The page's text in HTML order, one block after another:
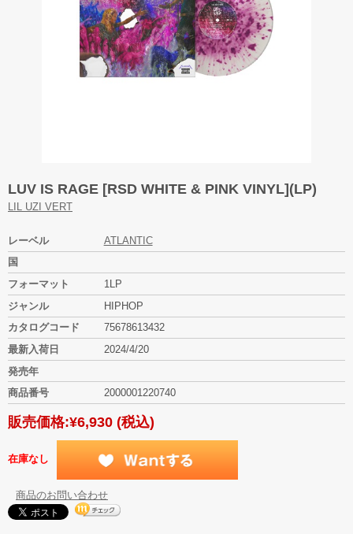
LUV IS RAGE [RSD WHITE & PINK VINYL](LP)
LIL UZI VERT
レーベル
ATLANTIC
国
フォーマット
1LP
ジャンル
HIPHOP
カタログコード
75678613432
最新入荷日
2024/4/20
発売年
商品番号
2000001220740
販売価格:¥6,930 (税込)
在庫なし
商品のお問い合わせ